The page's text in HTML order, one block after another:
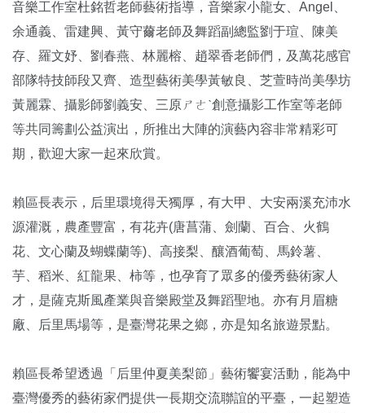
音樂工作室杜銘哲老師藝術指導，音樂家小龍女、Angel、
余通義、雷建興、黃守薾老師及舞蹈副總監劉于瑄、陳美
存、羅文妤、劉春燕、林麗榕、趙翠香老師們，及萬花感官
部隊特技師段又齊、造型藝術美學黃敏良、芝萱時尚美學坊
黃麗霖、攝影師劉義安、三原ㄕㄜˋ創意攝影工作室等老師
等共同籌劃公益演出，所推出大陣的演藝內容非常精彩可
期，歡迎大家一起來欣賞。
賴區長表示，后里環境得天獨厚，有大甲、大安兩溪充沛水
源灌溉，農產豐富，有花卉(唐菖蒲、劍蘭、百合、火鶴
花、文心蘭及蝴蝶蘭等)、高接梨、釀酒葡萄、馬鈴薯、
芋、稻米、紅龍果、柿等，也孕育了眾多的優秀藝術家人
才，是薩克斯風產業與音樂殿堂及舞蹈聖地。亦有月眉糖
廠、后里馬場等，是臺灣花果之鄉，亦是知名旅遊景點。
賴區長希望透過「后里仲夏美梨節」藝術饗宴活動，能為中
臺灣優秀的藝術家們提供一長期交流聯誼的平臺，一起塑造